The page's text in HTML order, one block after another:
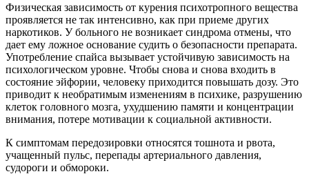
Физическая зависимость от курения психотропного вещества
проявляется не так интенсивно, как при приеме других
наркотиков. У больного не возникает синдрома отмены, что
дает ему ложное основание судить о безопасности препарата.
Употребление спайса вызывает устойчивую зависимость на
психологическом уровне. Чтобы снова и снова входить в
состояние эйфории, человеку приходится повышать дозу. Это
приводит к необратимым изменениям в психике, разрушению
клеток головного мозга, ухудшению памяти и концентрации
внимания, потере мотивации к социальной активности.
К симптомам передозировки относятся тошнота и рвота,
учащенный пульс, перепады артериального давления,
судороги и обмороки.